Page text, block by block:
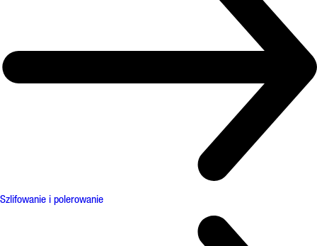
Szlifowanie i polerowanie